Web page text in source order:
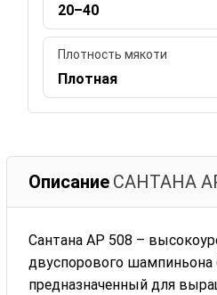
20–40
Плотность мякоти
Плотная
Описание САНТАНА
Сантана АР 508 –
двуспорового шампиньона
предназначенный для